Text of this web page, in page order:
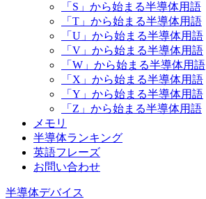
「S」から始まる半導体用語
「T」から始まる半導体用語
「U」から始まる半導体用語
「V」から始まる半導体用語
「W」から始まる半導体用語
「X」から始まる半導体用語
「Y」から始まる半導体用語
「Z」から始まる半導体用語
メモリ
半導体ランキング
英語フレーズ
お問い合わせ
半導体デバイス